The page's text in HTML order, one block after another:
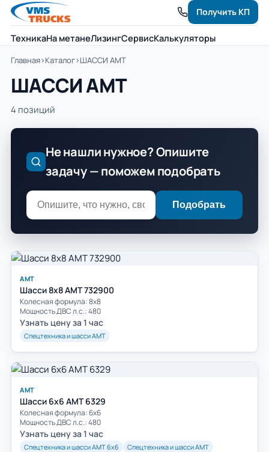
ТехникаНа метанеЛизингСервисКалькуляторы
Получить КП
Главная›Каталог›ШАССИ АМТ
ШАССИ АМТ
4 позиций
Не нашли нужное? Опишите
задачу — поможем подобрать
Подобрать
АМТ
Шасси 8х8 АМТ 732900
Колесная формула: 8х8
Мощность ДВС л.с.: 480
Узнать цену за 1 час
Спецтехника и шасси АМТ
АМТ
Шасси 6х6 АМТ 6329
Колесная формула: 6х6
Мощность ДВС л.с.: 480
Узнать цену за 1 час
Спецтехника и шасси АМТ 6х6 Спецтехника и шасси АМТ